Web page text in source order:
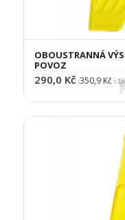
OBOUSTRANNÁ
POVOZ
290,0 Kč (350,9Kčs